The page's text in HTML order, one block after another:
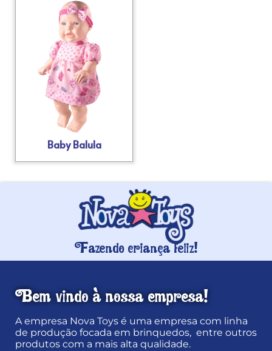
Baby Balula
Fazendo criança feliz!
Bem vindo à nossa empresa!
A empresa Nova Toys é uma empresa com linha
de produção focada em brinquedos, entre outros
produtos com a mais alta qualidade.